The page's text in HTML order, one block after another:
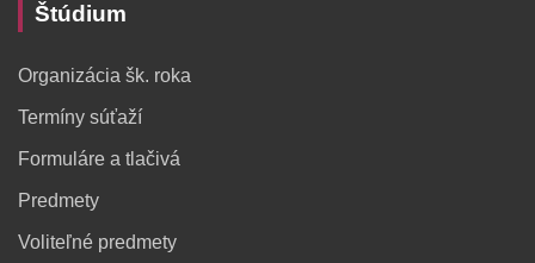
Štúdium
Organizácia šk. roka
Termíny súťaží
Formuláre a tlačivá
Predmety
Voliteľné predmety